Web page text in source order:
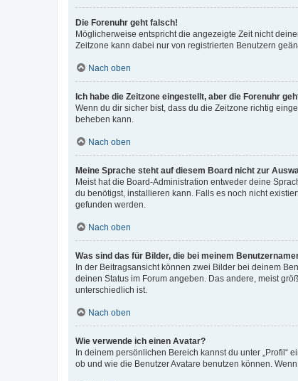
Die Forenuhr geht falsch!
Möglicherweise entspricht die angezeigte Zeit nicht
Zeitzone kann dabei nur von registrierten Benutzern
Nach oben
Ich habe die Zeitzone eingestellt, aber die Forenuhr
Wenn du dir sicher bist, dass du die Zeitzone richtig
beheben kann.
Nach oben
Meine Sprache steht auf diesem Board nicht zur
Meist hat die Board-Administration entweder deine
du benötigst, installieren kann. Falls es noch nicht
gefunden werden.
Nach oben
Was sind das für Bilder, die bei meinem
In der Beitragsansicht können zwei Bilder bei deinem
deinen Status im Forum angeben. Das andere, meist
unterschiedlich ist.
Nach oben
Wie verwende ich einen Avatar?
In deinem persönlichen Bereich kannst du unter
ob und wie die Benutzer Avatare benutzen können.